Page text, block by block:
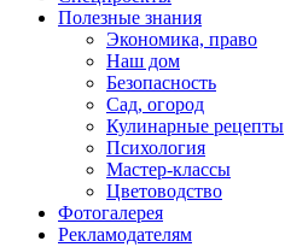
Полезные знания
Экономика, право
Наш дом
Безопасность
Сад, огород
Кулинарные рецепты
Психология
Мастер-классы
Цветоводство
Фотогалерея
Рекламодателям